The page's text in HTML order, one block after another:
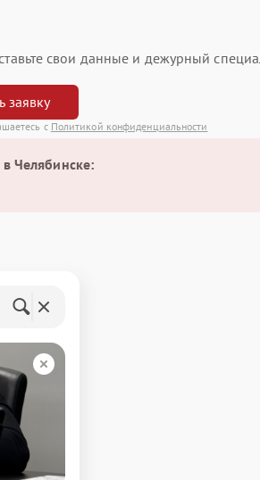
свои данные и дежурный
заявку
с Политикой конфиденциальности
Челябинске: